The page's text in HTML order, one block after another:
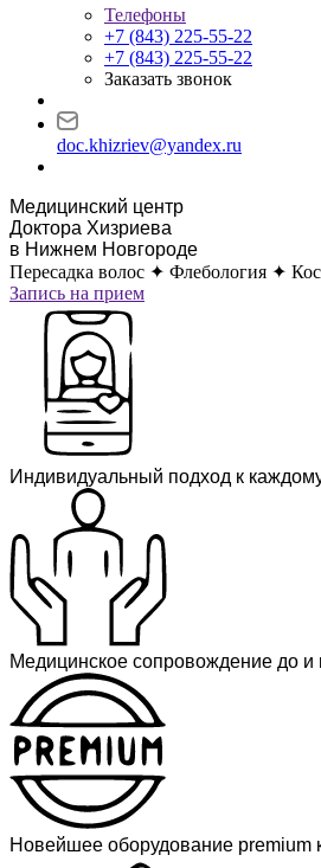
Телефоны
+7 (843) 225-55-22
+7 (843) 225-55-22
Заказать звонок
doc.khizriev@yandex.ru
Медицинский центр
Доктора Хизриева
в Нижнем Новгороде
Пересадка волос ✦ Флебология ✦
Запись на прием
Индивидуальный подход к
Медицинское сопровождение до и
Новейшее оборудование premium